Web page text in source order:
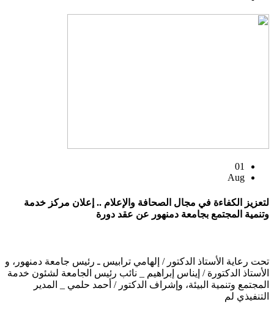
01
Aug
لتعزيز الكفاءة في مجال الصحافة والإعلام .. إعلان مركز خدمة
وتنمية المجتمع بجامعة دمنهور عن عقد دورة
تحت رعاية الأستاذ الدكتور / إلهامي ترابيس ـ رئيس جامعة دمنهور، و
الأستاذ الدكتورة / إيناس إبراهيم _ نائب رئيس الجامعة لشئون خدمة
المجتمع وتنمية البيئة، وإشراف الدكتور / أحمد حلمي _ المدير
التنفيذي لم